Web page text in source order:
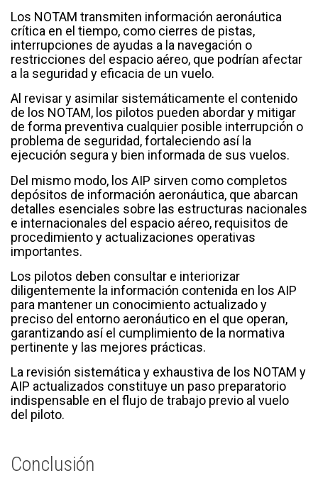
Los NOTAM transmiten información aeronáutica
crítica en el tiempo, como cierres de pistas,
interrupciones de ayudas a la navegación o
restricciones del espacio aéreo, que podrían afectar
a la seguridad y eficacia de un vuelo.
Al revisar y asimilar sistemáticamente el contenido
de los NOTAM, los pilotos pueden abordar y mitigar
de forma preventiva cualquier posible interrupción o
problema de seguridad, fortaleciendo así la
ejecución segura y bien informada de sus vuelos.
Del mismo modo, los AIP sirven como completos
depósitos de información aeronáutica, que abarcan
detalles esenciales sobre las estructuras nacionales
e internacionales del espacio aéreo, requisitos de
procedimiento y actualizaciones operativas
importantes.
Los pilotos deben consultar e interiorizar
diligentemente la información contenida en los AIP
para mantener un conocimiento actualizado y
preciso del entorno aeronáutico en el que operan,
garantizando así el cumplimiento de la normativa
pertinente y las mejores prácticas.
La revisión sistemática y exhaustiva de los NOTAM y
AIP actualizados constituye un paso preparatorio
indispensable en el flujo de trabajo previo al vuelo
del piloto.
Conclusión